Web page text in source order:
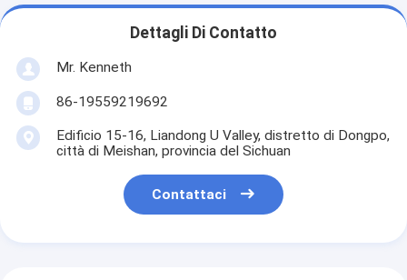
Dettagli Di Contatto
Mr. Kenneth
86-19559219692
Edificio 15-16, Liandong U Valley, distretto di Dongpo,
città di Meishan, provincia del Sichuan
Contattaci